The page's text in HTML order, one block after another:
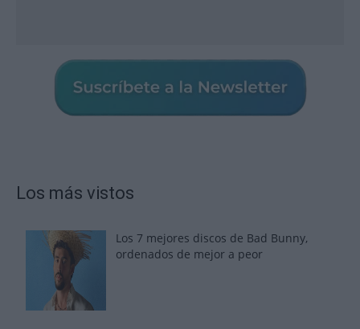
Los más vistos
Los 7 mejores discos de Bad Bunny,
ordenados de mejor a peor